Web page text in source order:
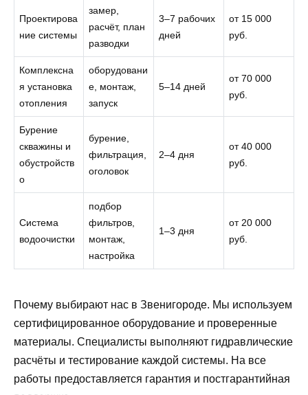
Проектирова
ние системы
замер,
расчёт, план
разводки
3–7 рабочих
дней
от 15 000
руб.
Комплексна
я установка
отопления
оборудовани
е, монтаж,
запуск
5–14 дней
от 70 000
руб.
Бурение
скважины и
обустройств
о
бурение,
фильтрация,
оголовок
2–4 дня
от 40 000
руб.
Система
водоочистки
подбор
фильтров,
монтаж,
настройка
1–3 дня
от 20 000
руб.
Почему выбирают нас в Звенигороде. Мы используем
сертифицированное оборудование и проверенные
материалы. Специалисты выполняют гидравлические
расчёты и тестирование каждой системы. На все
работы предоставляется гарантия и постгарантийная